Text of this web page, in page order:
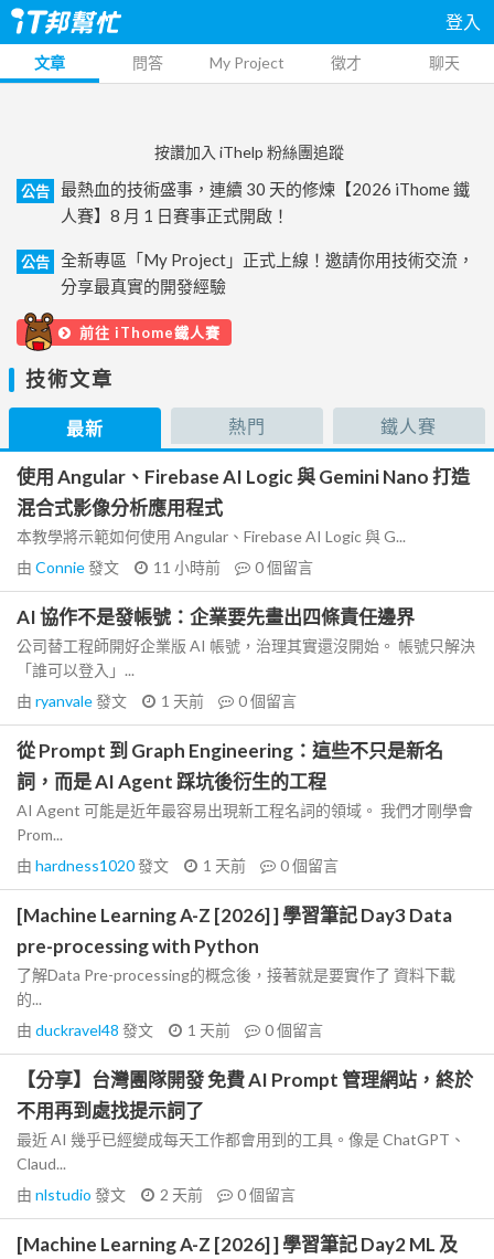
登入
文章 問答 My Project 徵才 聊天
按讚加入 iThelp 粉絲團追蹤
公告
最熱血的技術盛事，連續 30 天的修煉【2026 iThome 鐵
人賽】8 月 1 日賽事正式開啟！
公告
全新專區「My Project」正式上線！邀請你用技術交流，
分享最真實的開發經驗
前往 iThome鐵人賽
技術文章
最新 熱門 鐵人賽
使用 Angular、Firebase AI Logic 與 Gemini Nano 打造
混合式影像分析應用程式
本教學將示範如何使用 Angular、Firebase AI Logic 與 G...
由 Connie發文 11 小時前 0個留言
AI 協作不是發帳號：企業要先畫出四條責任邊界
公司替工程師開好企業版 AI 帳號，治理其實還沒開始。 帳號只解決
「誰可以登入」...
由 ryanvale發文 1 天前 0個留言
從 Prompt 到 Graph Engineering：這些不只是新名
詞，而是 AI Agent 踩坑後衍生的工程
AI Agent 可能是近年最容易出現新工程名詞的領域。 我們才剛學會
Prom...
由 hardness1020發文 1 天前 0個留言
[Machine Learning A-Z [2026] ] 學習筆記 Day3 Data
pre-processing with Python
了解Data Pre-processing的概念後，接著就是要實作了 資料下載
的...
由 duckravel48 發文 1 天前 0個留言
【分享】台灣團隊開發 免費 AI Prompt 管理網站，終於
不用再到處找提示詞了
最近 AI 幾乎已經變成每天工作都會用到的工具。像是 ChatGPT、
Claud...
由 nlstudio 發文 2 天前 0個留言
[Machine Learning A-Z [2026] ] 學習筆記 Day2 ML 及